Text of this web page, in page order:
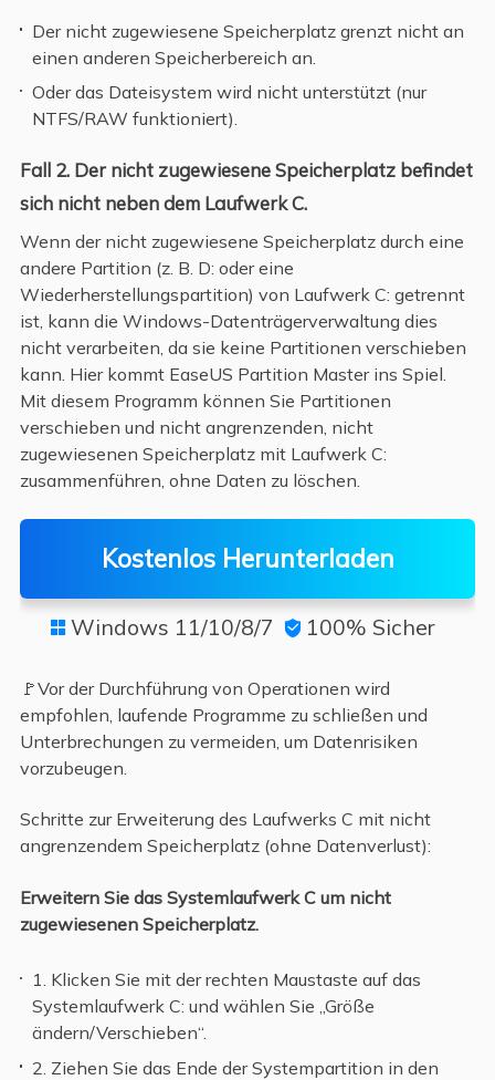
Der nicht zugewiesene Speicherplatz grenzt nicht an
einen anderen Speicherbereich an.
Oder das Dateisystem wird nicht unterstützt (nur
NTFS/RAW funktioniert).
Fall 2. Der nicht zugewiesene Speicherplatz befindet
sich nicht neben dem Laufwerk C.
Wenn der nicht zugewiesene Speicherplatz durch eine
andere Partition (z. B. D: oder eine
Wiederherstellungspartition) von Laufwerk C: getrennt
ist, kann die Windows-Datenträgerverwaltung dies
nicht verarbeiten, da sie keine Partitionen verschieben
kann. Hier kommt EaseUS Partition Master ins Spiel.
Mit diesem Programm können Sie Partitionen
verschieben und nicht angrenzenden, nicht
zugewiesenen Speicherplatz mit Laufwerk C:
zusammenführen, ohne Daten zu löschen.
Kostenlos Herunterladen
 Windows 11/10/8/7  100% Sicher
🚩Vor der Durchführung von Operationen wird
empfohlen, laufende Programme zu schließen und
Unterbrechungen zu vermeiden, um Datenrisiken
vorzubeugen.
Schritte zur Erweiterung des Laufwerks C mit nicht
angrenzendem Speicherplatz (ohne Datenverlust):
Erweitern Sie das Systemlaufwerk C um nicht
zugewiesenen Speicherplatz.
1. Klicken Sie mit der rechten Maustaste auf das
Systemlaufwerk C: und wählen Sie „Größe
ändern/Verschieben“.
2. Ziehen Sie das Ende der Systempartition in den